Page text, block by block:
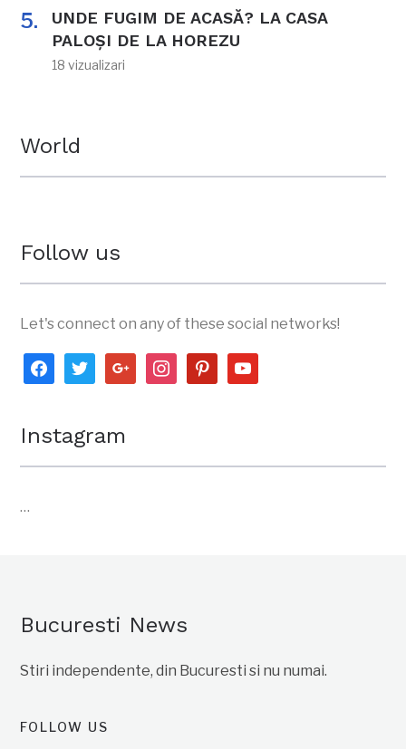
UNDE FUGIM DE ACASĂ? LA CASA
PALOȘI DE LA HOREZU
18 vizualizari
World
Follow us
Let's connect on any of these social networks!
facebooktwittergoogleinstagrampinterestyoutube
Instagram
…
Bucuresti News
Stiri independente, din Bucuresti si nu numai.
FOLLOW US